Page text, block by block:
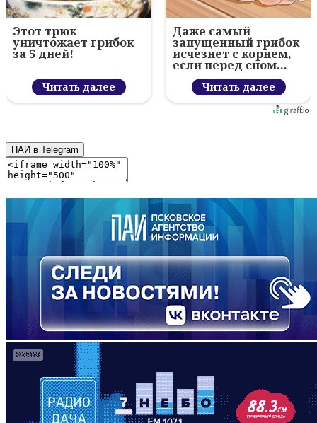
Этот трюк
уничтожает грибок
за 5 дней!
Читать далее
Даже самый
запущенный грибок
исчезнет с корнем,
если перед сном…
Читать далее
ПАИ в Telegram